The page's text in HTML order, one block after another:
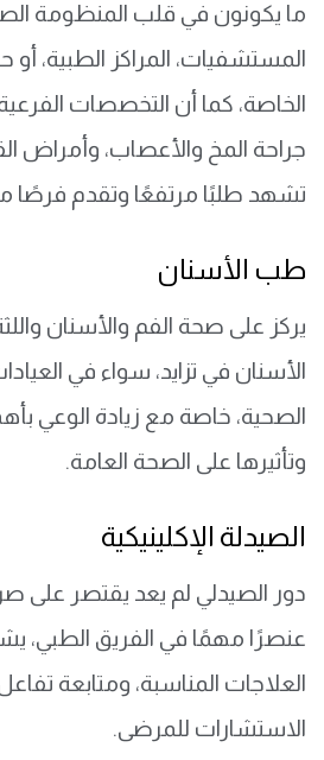
ما يكونون في قلب المنظومة
المستشفيات، المراكز الطبية، أو
الخاصة، كما أن التخصصات
جراحة المخ والأعصاب، وأمراض
تشهد طلبًا مرتفعًا وتقدم فرصًا
طب الأسنان
يركز على صحة الفم والأسنان
الأسنان في تزايد، سواء في
الصحية، خاصة مع زيادة الوعي
وتأثيرها على الصحة العامة.
الصيدلة الإكلينيكية
دور الصيدلي لم يعد يقتصر على
عنصرًا مهمًا في الفريق الطبي،
العلاجات المناسبة، ومتابعة
الاستشارات للمرضى.